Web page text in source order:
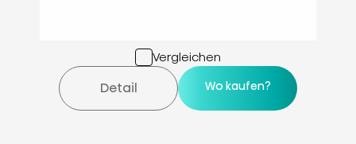
Vergleichen
Detail Wo kaufen?